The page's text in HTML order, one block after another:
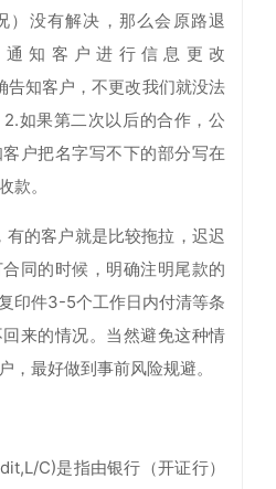
）没有解决，那么会原路退
知客户进行信息更改
告知客户，不更改我们就没法
如果第二次以后的合作，公
户把名字写不下的部分写在
款。
的客户就是比较拖拉，迟迟
同的时候，明确注明尾款的
印件3-5个工作日内付清等条
来的情况。当然避免这种情
，最好做到事前风险规避。
C)是指由银行（开证行）